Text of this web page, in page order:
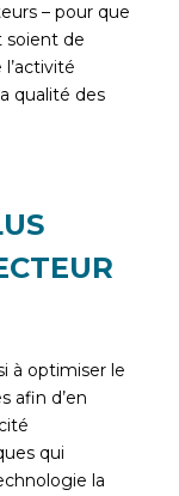
– pour que
soient de
qualité des
à optimiser le
afin d’en
qui
la